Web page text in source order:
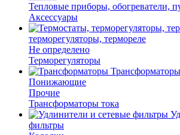
Тепловые приборы, обогреватели,
Аксессуары
терморегуляторы, термореле
Не определено
Терморегуляторы
Трансформаторы
Понижающие
Прочие
Трансформаторы тока
фильтры